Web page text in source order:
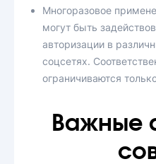
Многоразовое
могут быть
авторизации в
соцсетях.
ограничиваются
Важные